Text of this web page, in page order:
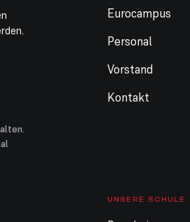
Eurocampus
Personal
Vorstand
Kontakt
UNSERE SCHULE